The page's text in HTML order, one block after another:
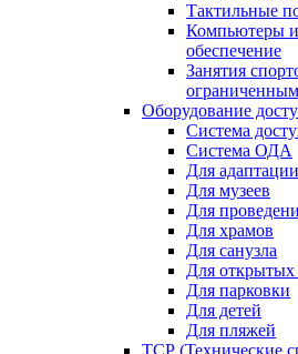
Тактильные
Компьютеры
обеспечение
Занятия
Оборудование
Система
Система ОДА
Для
Для музеев
Для
Для храмов
Для санузла
Для открытых
Для парковки
Для детей
Для пляжей